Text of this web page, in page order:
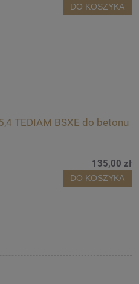
DO KOSZYKA
TEDIAM BSXE do betonu
135,00 zł
DO KOSZYKA